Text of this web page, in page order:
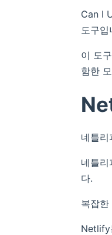
Can I
도구입
이 도
함한
네틀
네틀
다.
복잡
Netlify